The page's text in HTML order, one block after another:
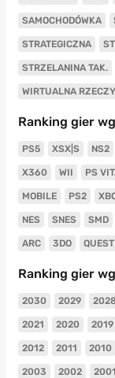
SAMOCHODÓWKA
STRATEGICZNA
STRZELANINA TAK.
WIRTUALNA
Ranking gier
PS5 XSX|S NS2
X360 WII PS
MOBILE PS2
NES SNES SMD
ARC 3DO QUEST
Ranking gier
2030 2029
2021 2020 2019
2012 2011 2010
2003 2002 2001